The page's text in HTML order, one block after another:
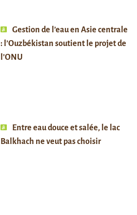
Gestion de l’eau en Asie centrale
: l’Ouzbékistan soutient le projet de
l’ONU
Entre eau douce et salée, le lac
Balkhach ne veut pas choisir